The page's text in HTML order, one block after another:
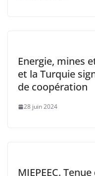
Energie, mines
et la Turquie
de coopération
28 juin 2024
MIEPEEC.